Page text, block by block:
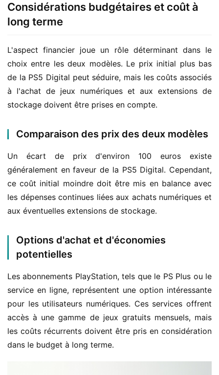
Considérations budgétaires et coût à
long terme
L'aspect financier joue un rôle déterminant dans le
choix entre les deux modèles. Le prix initial plus bas
de la PS5 Digital peut séduire, mais les coûts associés
à l'achat de jeux numériques et aux extensions de
stockage doivent être prises en compte.
Comparaison des prix des deux modèles
Un écart de prix d'environ 100 euros existe
généralement en faveur de la PS5 Digital. Cependant,
ce coût initial moindre doit être mis en balance avec
les dépenses continues liées aux achats numériques et
aux éventuelles extensions de stockage.
Options d'achat et d'économies
potentielles
Les abonnements PlayStation, tels que le PS Plus ou le
service en ligne, représentent une option intéressante
pour les utilisateurs numériques. Ces services offrent
accès à une gamme de jeux gratuits mensuels, mais
les coûts récurrents doivent être pris en considération
dans le budget à long terme.